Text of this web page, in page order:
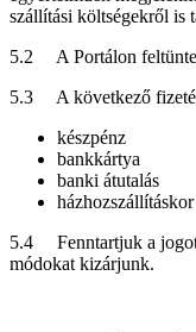
szállítási költségekről is
5.2 A Portálon
5.3 A következő
készpénz
bankkártya
banki átutalás
5.4 Fenntartjuk a jogot,
módokat kizárjunk.